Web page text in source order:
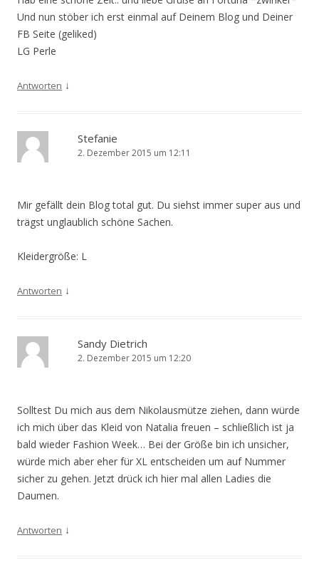
Und nun stöber ich erst einmal auf Deinem Blog und Deiner
FB Seite (geliked)
LG Perle
Antworten ↓
Stefanie
2. Dezember 2015 um 12:11
Mir gefällt dein Blog total gut. Du siehst immer super aus und
trägst unglaublich schöne Sachen.
Kleidergröße: L
Antworten ↓
Sandy Dietrich
2. Dezember 2015 um 12:20
Solltest Du mich aus dem Nikolausmütze ziehen, dann würde
ich mich über das Kleid von Natalia freuen – schließlich ist ja
bald wieder Fashion Week… Bei der Größe bin ich unsicher,
würde mich aber eher für XL entscheiden um auf Nummer
sicher zu gehen. Jetzt drück ich hier mal allen Ladies die
Daumen.
Antworten ↓